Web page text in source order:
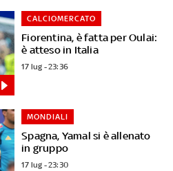
Fiorentina, è fatta per Oulai:
è atteso in Italia
CALCIOMERCATO
17 lug - 23:36
Spagna, Yamal si è allenato
in gruppo
MONDIALI
17 lug - 23:30